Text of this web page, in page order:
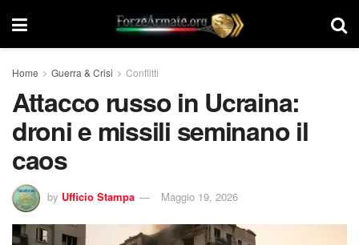
Home Guerra & Crisi Conflitti
Attacco russo in Ucraina:
droni e missili seminano il
caos
by Ufficio Stampa Maggio 19, 2026